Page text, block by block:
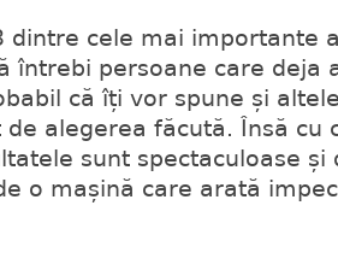
dintre cele mai importante
întrebi persoane care deja
că îți vor spune și
alegerea făcută. Însă cu
sunt spectaculoase și
o mașină care arată